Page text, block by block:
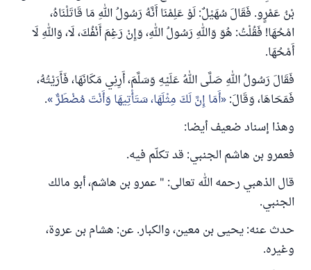
بْنُ عَمْرٍو. فَقَالَ سُهَيْلٌ: لَوْ عَلِمْنَا أَنَّهُ رَسُولُ اللهِ مَا قَاتَلْنَاهُ،
امْحُهَا! فَقُلْتُ: هُوَ وَاللهِ رَسُولُ اللهِ، وَإِنْ رَغِمَ أَنْفُكَ، لَا، وَاللهِ لَا
أَمْحُهَا.
فَقَالَ رَسُولُ اللهِ صَلَّى اللهُ عَلَيْهِ وَسَلَّمَ، أَرِنِي مَكَانَهَا، فَأَرَيْتُهُ،
فَمَحَاهَا، وَقَالَ: أَمَا إِنَّ لَكَ مِثْلَهَا، سَتَأْتِيهَا ‌وَأَنْتَ ‌مُضْطَرٌّ .
وهذا إسناد ضعيف أيضا:
فعمرو بن هاشم الجنبي: قد تكلّم فيه.
قال الذهبي رحمه الله تعالى: " عمرو ‌بن ‌هاشم، أبو مالك
الجنبي.
حدث عنه: يحيى بن معين، والكبار. عن: هشام بن عروة،
وغيره.